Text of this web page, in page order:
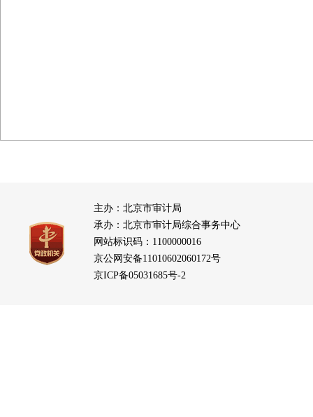
主办：北京市审计局
承办：北京市审计局综合事务中心
网站标识码：1100000016
京公网安备11010602060172号
京ICP备05031685号-2